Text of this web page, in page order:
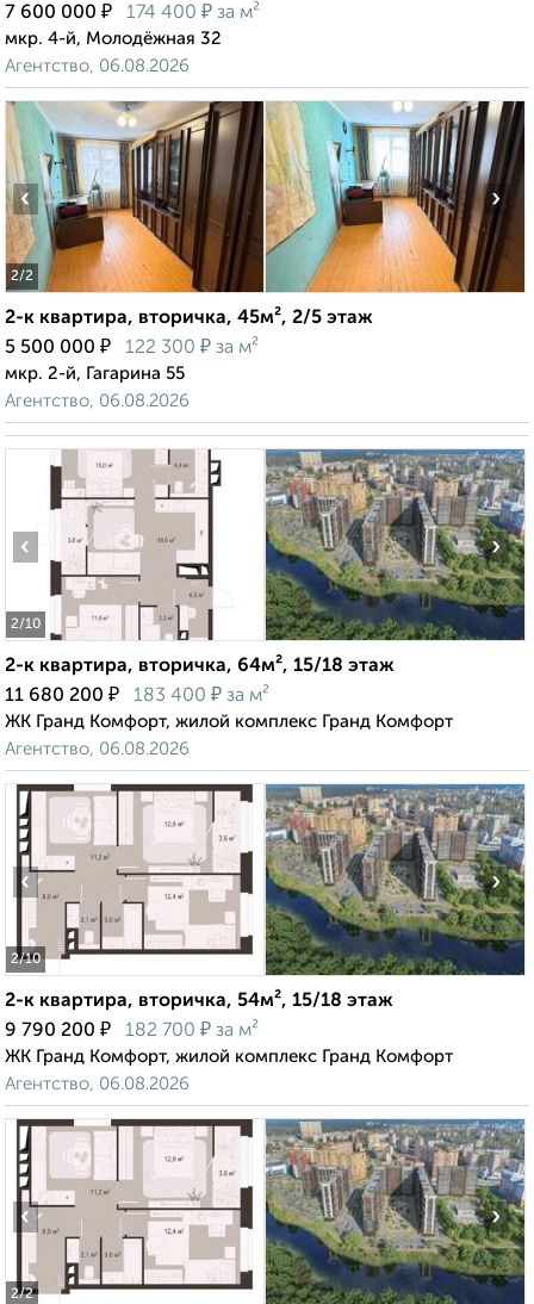
7 600 000 ₽ 174 400 ₽ за м²
мкр. 4-й, Молодёжная 32
Агентство, 06.08.2026
2/2
‹ ›
2-к квартира, вторичка, 45м², 2/5 этаж
5 500 000 ₽ 122 300 ₽ за м²
мкр. 2-й, Гагарина 55
Агентство, 06.08.2026
2/10
‹ ›
2-к квартира, вторичка, 64м², 15/18 этаж
11 680 200 ₽ 183 400 ₽ за м²
ЖК Гранд Комфорт, жилой комплекс Гранд Комфорт
Агентство, 06.08.2026
2/10
‹ ›
2-к квартира, вторичка, 54м², 15/18 этаж
9 790 200 ₽ 182 700 ₽ за м²
ЖК Гранд Комфорт, жилой комплекс Гранд Комфорт
Агентство, 06.08.2026
2/2
‹ ›